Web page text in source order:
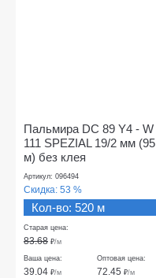
Пальмира DC 89 Y4 - W
111 SPEZIAL 19/2 мм (95
м) без клея
Артикул: 096494
Скидка: 53 %
Кол-во: 520 м
Старая цена:
83.68 ₽/м
Ваша цена:
39.04 ₽/м
Оптовая цена:
72.45₽/м